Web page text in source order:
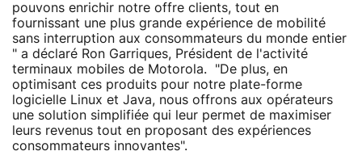
pouvons enrichir notre offre clients, tout en
fournissant une plus grande expérience de mobilité
sans interruption aux consommateurs du monde entier
" a déclaré Ron Garriques, Président de l'activité
terminaux mobiles de Motorola. "De plus, en
optimisant ces produits pour notre plate-forme
logicielle Linux et Java, nous offrons aux opérateurs
une solution simplifiée qui leur permet de maximiser
leurs revenus tout en proposant des expériences
consommateurs innovantes".